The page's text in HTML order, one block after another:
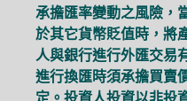
承擔匯率變動之風險，
於其它貨幣貶值時，將
人與銀行進行外匯交易
進行換匯時須承擔買賣
定。投資人投資以非投